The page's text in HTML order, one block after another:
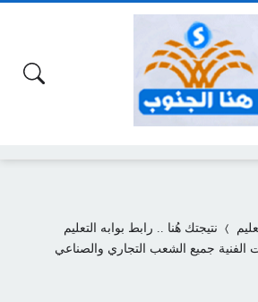
نتيجتك هُنا .. رابط بوابه التعليم
الفنية جميع الشعب التجاري والصناعي